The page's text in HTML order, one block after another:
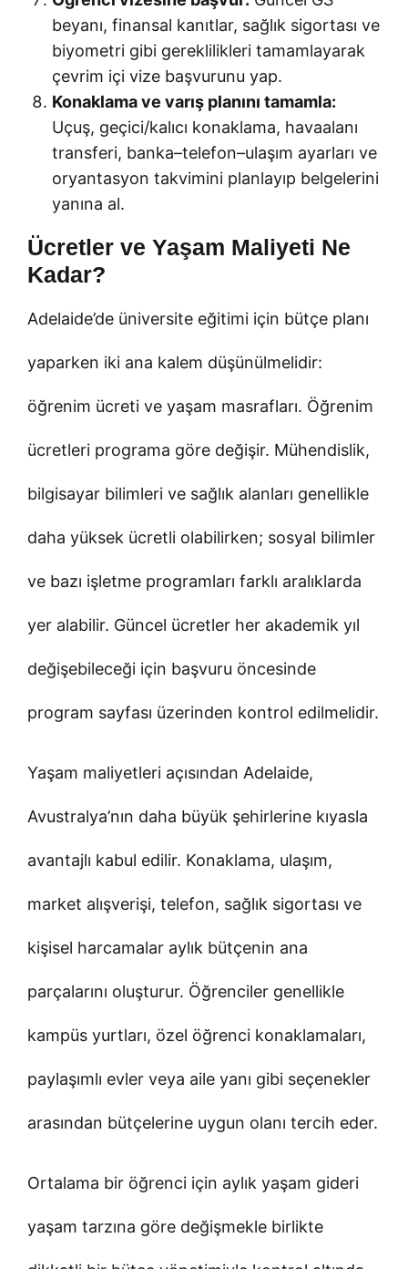
beyanı, finansal kanıtlar, sağlık sigortası ve
biyometri gibi gereklilikleri tamamlayarak
çevrim içi vize başvurunu yap.
Konaklama ve varış planını tamamla:
Uçuş, geçici/kalıcı konaklama, havaalanı
transferi, banka–telefon–ulaşım ayarları ve
oryantasyon takvimini planlayıp belgelerini
yanına al.
Ücretler ve Yaşam Maliyeti Ne
Kadar?
Adelaide’de üniversite eğitimi için bütçe planı
yaparken iki ana kalem düşünülmelidir:
öğrenim ücreti ve yaşam masrafları. Öğrenim
ücretleri programa göre değişir. Mühendislik,
bilgisayar bilimleri ve sağlık alanları genellikle
daha yüksek ücretli olabilirken; sosyal bilimler
ve bazı işletme programları farklı aralıklarda
yer alabilir. Güncel ücretler her akademik yıl
değişebileceği için başvuru öncesinde
program sayfası üzerinden kontrol edilmelidir.
Yaşam maliyetleri açısından Adelaide,
Avustralya’nın daha büyük şehirlerine kıyasla
avantajlı kabul edilir. Konaklama, ulaşım,
market alışverişi, telefon, sağlık sigortası ve
kişisel harcamalar aylık bütçenin ana
parçalarını oluşturur. Öğrenciler genellikle
kampüs yurtları, özel öğrenci konaklamaları,
paylaşımlı evler veya aile yanı gibi seçenekler
arasından bütçelerine uygun olanı tercih eder.
Ortalama bir öğrenci için aylık yaşam gideri
yaşam tarzına göre değişmekle birlikte